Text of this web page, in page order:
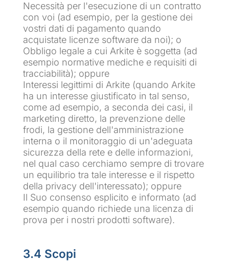
Necessità per l'esecuzione di un contratto
con voi (ad esempio, per la gestione dei
vostri dati di pagamento quando
acquistate licenze software da noi); o
Obbligo legale a cui Arkite è soggetta (ad
esempio normative mediche e requisiti di
tracciabilità); oppure
Interessi legittimi di Arkite (quando Arkite
ha un interesse giustificato in tal senso,
come ad esempio, a seconda dei casi, il
marketing diretto, la prevenzione delle
frodi, la gestione dell'amministrazione
interna o il monitoraggio di un'adeguata
sicurezza della rete e delle informazioni,
nel qual caso cerchiamo sempre di trovare
un equilibrio tra tale interesse e il rispetto
della privacy dell'interessato); oppure
Il Suo consenso esplicito e informato (ad
esempio quando richiede una licenza di
prova per i nostri prodotti software).
3.4 Scopi